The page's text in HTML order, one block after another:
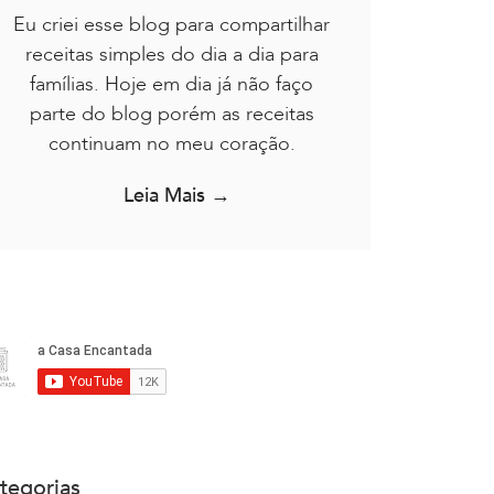
Eu criei esse blog para compartilhar
receitas simples do dia a dia para
famílias. Hoje em dia já não faço
parte do blog porém as receitas
continuam no meu coração.
Leia Mais →